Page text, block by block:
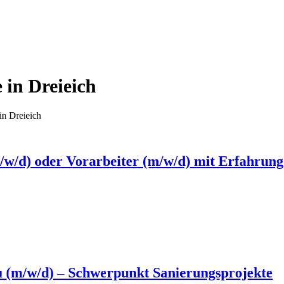
in Dreieich
Dreieich
w/d) oder Vorarbeiter (m/w/d) mit Erfahrung
w/d) – Schwerpunkt Sanierungsprojekte